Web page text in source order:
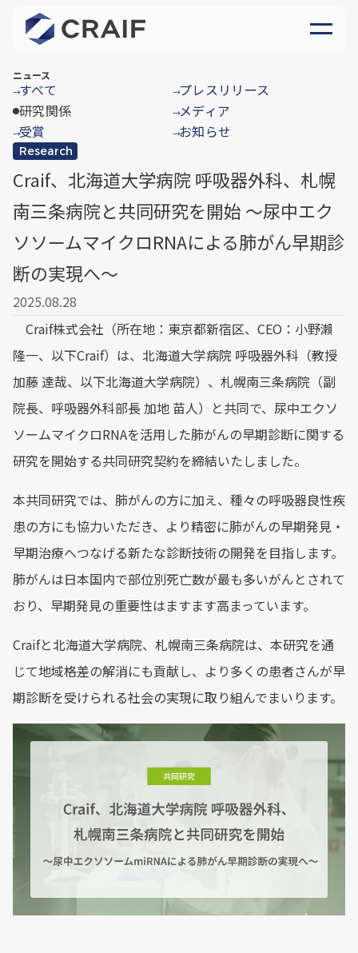
ニュース
→すべて →プレスリリース
研究関係
→メディア
→受賞 →お知らせ
Research
Craif、北海道大学病院 呼吸器外科、札幌
南三条病院と共同研究を開始 ～尿中エク
ソソームマイクロRNAによる肺がん早期診
断の実現へ～
2025.08.28
Craif株式会社（所在地：東京都新宿区、CEO：小野瀨
隆一、以下Craif）は、北海道大学病院 呼吸器外科（教授
加藤 達哉、以下北海道大学病院）、札幌南三条病院（副
院長、呼吸器外科部長 加地 苗人）と共同で、尿中エクソ
ソームマイクロRNAを活用した肺がんの早期診断に関する
研究を開始する共同研究契約を締結いたしました。
本共同研究では、肺がんの方に加え、種々の呼吸器良性疾
患の方にも協力いただき、より精密に肺がんの早期発見・
早期治療へつなげる新たな診断技術の開発を目指します。
肺がんは日本国内で部位別死亡数が最も多いがんとされて
おり、早期発見の重要性はますます高まっています。
Craifと北海道大学病院、札幌南三条病院は、本研究を通
じて地域格差の解消にも貢献し、より多くの患者さんが早
期診断を受けられる社会の実現に取り組んでまいります。